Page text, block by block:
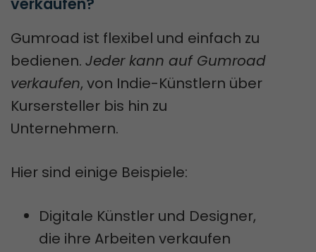
verkaufen?
Gumroad ist flexibel und einfach zu
bedienen. Jeder kann auf Gumroad
verkaufen, von Indie-Künstlern über
Kursersteller bis hin zu
Unternehmern.
Hier sind einige Beispiele:
Digitale Künstler und Designer,
die ihre Arbeiten verkaufen